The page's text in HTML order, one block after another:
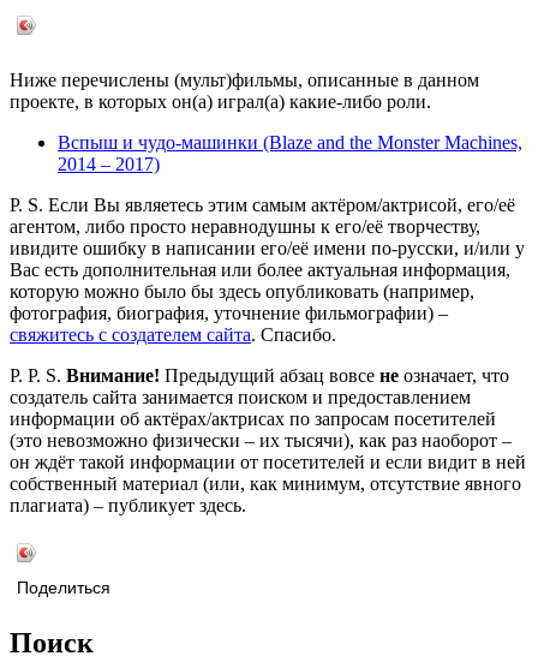
Ниже перечислены (мульт)фильмы, описанные в данном
проекте, в которых он(а) играл(а) какие-либо роли.
Вспыш и чудо-машинки (Blaze and the Monster Machines,
2014 – 2017)
P. S. Если Вы являетесь этим самым актёром/актрисой, его/её
агентом, либо просто неравнодушны к его/её творчеству,
ивидите ошибку в написании его/её имени по-русски, и/или у
Вас есть дополнительная или более актуальная информация,
которую можно было бы здесь опубликовать (например,
фотография, биография, уточнение фильмографии) –
свяжитесь с создателем сайта. Спасибо.
P. P. S. Внимание! Предыдущий абзац вовсе не означает, что
создатель сайта занимается поиском и предоставлением
информации об актёрах/актрисах по запросам посетителей
(это невозможно физически – их тысячи), как раз наоборот –
он ждёт такой информации от посетителей и если видит в ней
собственный материал (или, как минимум, отсутствие явного
плагиата) – публикует здесь.
Поделиться
Поиск